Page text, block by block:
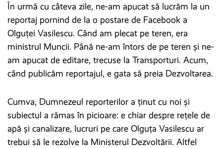
În urmă cu câteva zile, ne-am apucat să lucrăm la un
reportaj pornind de la o postare de Facebook a
Olguței Vasilescu. Când am plecat pe teren, era
ministrul Muncii. Până ne-am întors de pe teren și ne-
am apucat de editare, trecuse la Transporturi. Acum,
când publicăm reportajul, e gata să preia Dezvoltarea.
Cumva, Dumnezeul reporterilor a ținut cu noi și
subiectul a rămas în picioare: e chiar despre rețele de
apă și canalizare, lucruri pe care Olguța Vasilescu ar
trebui să le rezolve la Ministerul Dezvoltării. Altfel